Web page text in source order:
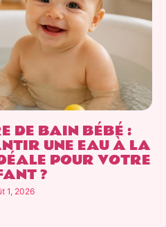
DE BAIN BÉBÉ :
UNE EAU À LA
POUR VOTRE
?
1, 2026